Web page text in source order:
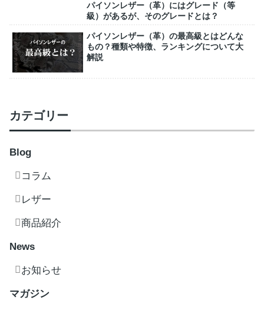
パイソンレザー（革）にはグレード（等
級）があるが、そのグレードとは？
パイソンレザー（革）の最高級とはどんな
もの？種類や特徴、ランキングについて大
解説
カテゴリー
Blog
コラム
レザー
商品紹介
News
お知らせ
マガジン